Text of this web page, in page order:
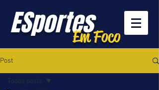
ESportesEm Foco
Post
Todos posts